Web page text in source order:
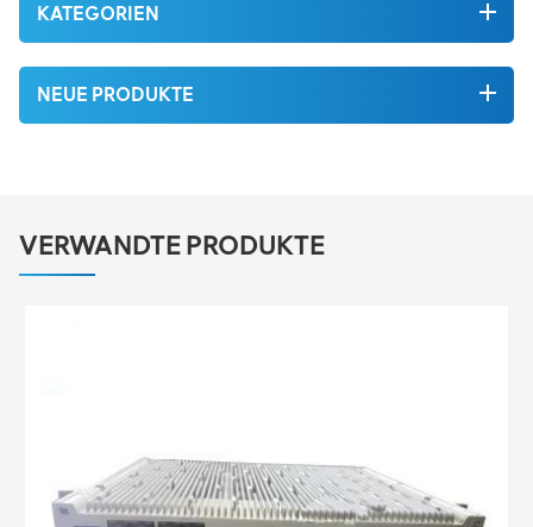
KATEGORIEN
NEUE PRODUKTE
VERWANDTE PRODUKTE